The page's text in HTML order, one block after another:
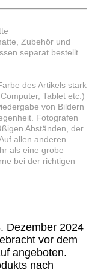
Zubehör und
separat bestellt
des Artikels stark
Tablet etc.)
von Bildern
Fotografen
Abständen, der
allen anderen
als eine grobe
bei der richtigen
Dezember 2024
vor dem
angeboten.
nach